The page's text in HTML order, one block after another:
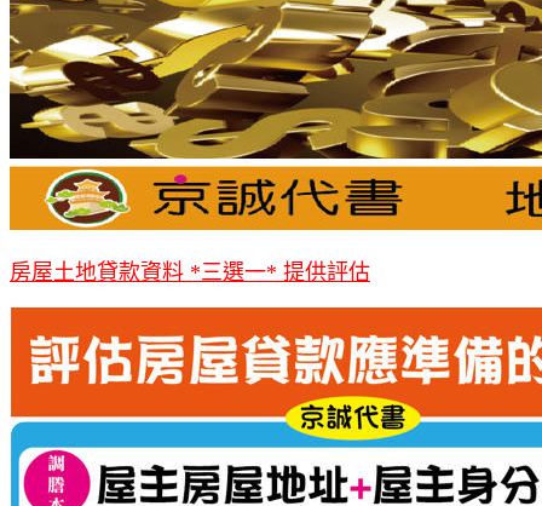
房屋土地貸款資料 *三選一* 提供評估